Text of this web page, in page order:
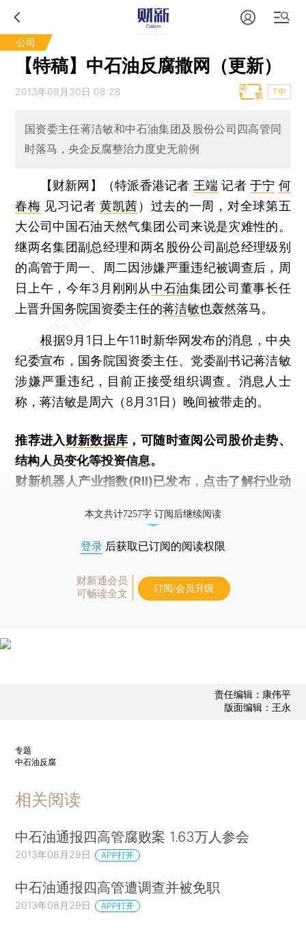
公司
【特稿】中石油反腐撒网（更新）
2013年08月30日 08:28 T中
国资委主任蒋洁敏和中石油集团及股份公司四高管同
时落马，央企反腐整治力度史无前例
【财新网】（特派香港记者 王端 记者 于宁 何
春梅 见习记者 黄凯茜） 过去的一周，对全球第五
大公司中国石油天然气集团公司来说是灾难性的。
继两名集团副总经理和两名股份公司副总经理级别
的高管于周一、周二因涉嫌严重违纪被调查后，周
日上午，今年3月刚刚从中石油集团公司董事长任
上晋升国务院国资委主任的蒋洁敏也轰然落马。
根据9月1日上午11时新华网发布的消息，中央
纪委宣布，国务院国资委主任、党委副书记蒋洁敏
涉嫌严重违纪，目前正接受组织调查。消息人士
称，蒋洁敏是周六（8月31日）晚间被带走的。
推荐进入财新数据库 ，可随时查阅公司股价走势、
结构人员变化等投资信息。
财新机器人产业指数(RII)已发布， 点击了解行业动
本文共计7257字 订阅后继续阅读
登录 后获取已订阅的阅读权限
财新通会员
可畅读全文
订阅/会员升级
责任编辑：康伟平
版面编辑：王永
专题
中石油反腐
相关阅读
中石油通报四高管腐败案 1.63万人参会
2013年08月29日 APP打开
中石油通报四高管遭调查并被免职
2013年08月29日 APP打开